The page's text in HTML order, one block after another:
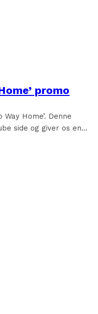
promo
Home’. Denne
side og giver os en...